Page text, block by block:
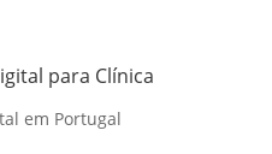
para Clínica
em Portugal